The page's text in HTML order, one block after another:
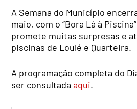
A Semana do Município
maio, com o “Bora Lá à
promete muitas surpresas e
piscinas de Loulé e Quarteira.
A programação completa do
ser consultadaaqui.